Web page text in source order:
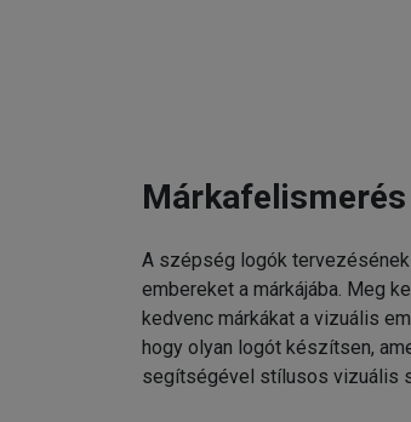
A szépség logók
embereket a márkájába. Meg
kedvenc márkákat a vizuális
hogy olyan logót készítsen,
segítségével stílusos vizuális